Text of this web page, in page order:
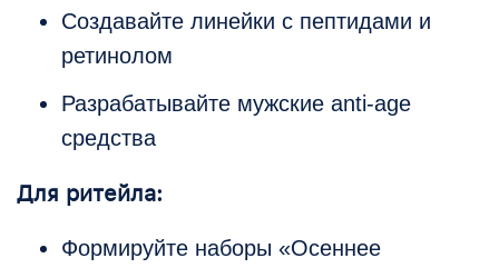
Создавайте линейки с пептидами и
ретинолом
Разрабатывайте мужские anti-age
средства
Для ритейла:
Формируйте наборы «Осеннее